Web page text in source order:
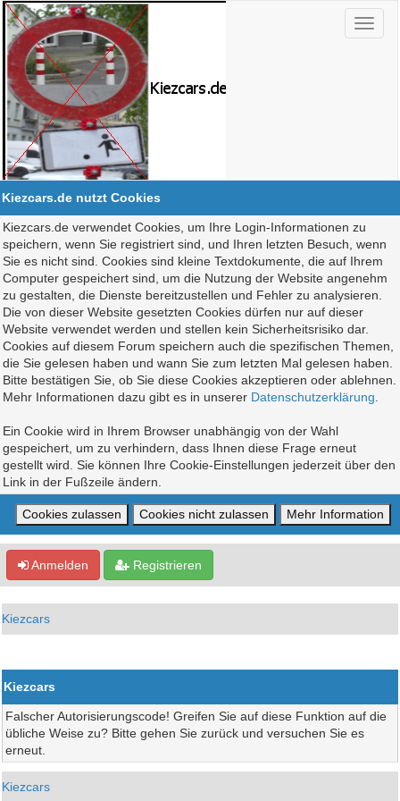
Kiezcars.de nutzt Cookies
Kiezcars.de verwendet Cookies, um Ihre Login-Informationen zu
speichern, wenn Sie registriert sind, und Ihren letzten Besuch, wenn
Sie es nicht sind. Cookies sind kleine Textdokumente, die auf Ihrem
Computer gespeichert sind, um die Nutzung der Website angenehm
zu gestalten, die Dienste bereitzustellen und Fehler zu analysieren.
Die von dieser Website gesetzten Cookies dürfen nur auf dieser
Website verwendet werden und stellen kein Sicherheitsrisiko dar.
Cookies auf diesem Forum speichern auch die spezifischen Themen,
die Sie gelesen haben und wann Sie zum letzten Mal gelesen haben.
Bitte bestätigen Sie, ob Sie diese Cookies akzeptieren oder ablehnen.
Mehr Informationen dazu gibt es in unserer Datenschutzerklärung
Ein Cookie wird in Ihrem Browser unabhängig von der Wahl
gespeichert, um zu verhindern, dass Ihnen diese Frage erneut
gestellt wird. Sie können Ihre Cookie-Einstellungen jederzeit über den
Link in der Fußzeile ändern.
Anmelden Registrieren
Kiezcars
Kiezcars
Falscher Autorisierungscode! Greifen Sie auf diese Funktion auf die
übliche Weise zu? Bitte gehen Sie zurück und versuchen Sie es
erneut.
Kiezcars